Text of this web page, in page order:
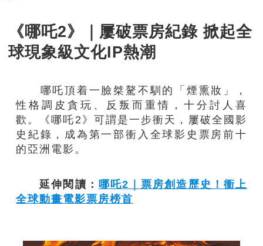
《哪吒2》｜屢破票房紀錄 掀起全
球現象級文化IP熱潮
哪吒頂着一臉桀驁不馴的「煙熏妝」，
性格調皮貪玩、反叛而重情，十分討人喜
歡。《哪吒2》可謂是一步衝天，屢破全國影
史紀錄，成為第一部衝入全球影史票房前十
的亞洲電影。
延伸閱讀： 哪吒2｜票房創造歷史！衝上
全球動畫電影票房榜首